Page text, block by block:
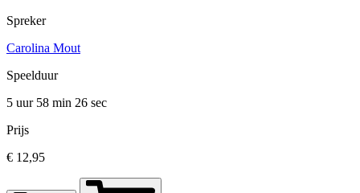
Spreker
Carolina Mout
Speelduur
5 uur 58 min 26 sec
Prijs
€ 12,95